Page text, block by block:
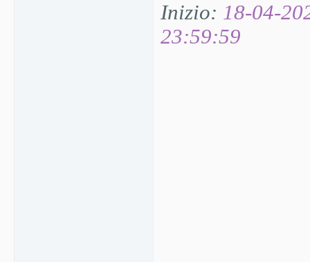
Inizio: 18-04-
23:59:59